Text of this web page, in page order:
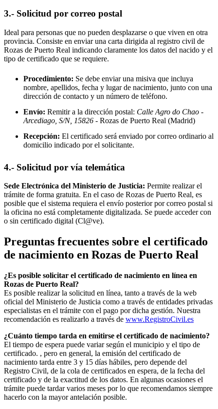
3.- Solicitud por correo postal
Ideal para personas que no pueden desplazarse o que viven en otra
provincia. Consiste en enviar una carta dirigida al registro civil de
Rozas de Puerto Real indicando claramente los datos del nacido y el
tipo de certificado que se requiere.
Procedimiento: Se debe enviar una misiva que incluya
nombre, apellidos, fecha y lugar de nacimiento, junto con una
dirección de contacto y un número de teléfono.
Envío: Remitir a la dirección postal: Calle Agro do Chao -
Arcediago, S/N, 15826 - Rozas de Puerto Real (Madrid)
Recepción: El certificado será enviado por correo ordinario al
domicilio indicado por el solicitante.
4.- Solicitud por vía telemática
Sede Electrónica del Ministerio de Justicia: Permite realizar el
trámite de forma gratuita. En el caso de Rozas de Puerto Real, es
posible que el sistema requiera el envío posterior por correo postal si
la oficina no está completamente digitalizada. Se puede acceder con
o sin certificado digital (Cl@ve).
Preguntas frecuentes sobre el certificado
de nacimiento en Rozas de Puerto Real
¿Es posible solicitar el certificado de nacimiento en línea en
Rozas de Puerto Real?
Es posible realizar la solicitud en línea, tanto a través de la web
oficial del Ministerio de Justicia como a través de entidades privadas
especialistas en el trámite con el pago por dicha gestión. Nuestra
recomendación es realizarlo a través de www.RegistroCivil.es
¿Cuánto tiempo tarda en emitirse el certificado de nacimiento?
El tiempo de espera puede variar según el municipio y el tipo de
certificado. , pero en general, la emisión del certificado de
nacimiento tarda entre 3 y 15 días hábiles, pero depende del
Registro Civil, de la cola de certificados en espera, de la fecha del
certificado y de la exactitud de los datos. En algunas ocasiones el
trámite puede tardar varios meses por lo que recomendamos siempre
hacerlo con la mayor antelación posible.